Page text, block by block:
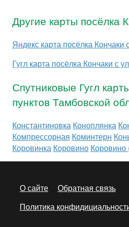
Другие карты посёлка
Яндекс карта посёлка Кончаки
Гугл карта посёлка Кончаки с
Спутниковые Гугл
пунктов Тамбовской
Константиновка Коноплянка
Компрессорная Коминтерн
Коровинка Коровино Коровино
О сайте
Обратная связь
Политика